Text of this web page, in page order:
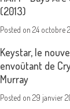
(2013)
Posted on24 octobre
Keystar, le
envoûtant de
Murray
Posted on29 janvier